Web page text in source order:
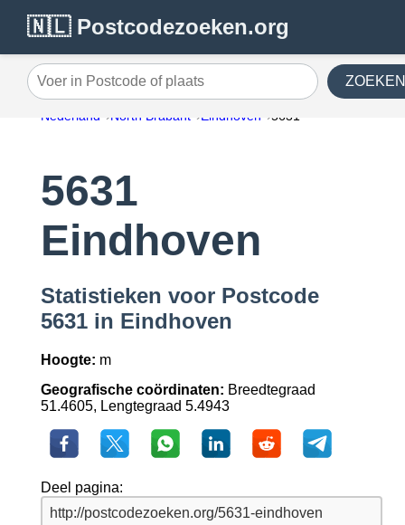
🇳🇱 Postcodezoeken.org
Voer in Postcode of plaats ZOEKEN
Nederland North Brabant Eindhoven 5631
5631
Eindhoven
Statistieken voor Postcode
5631 in Eindhoven
Hoogte: m
Geografische coördinaten: Breedtegraad
51.4605, Lengtegraad 5.4943
Deel pagina: